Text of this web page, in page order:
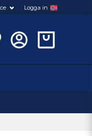
Logga in